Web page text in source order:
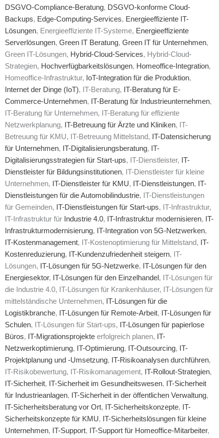
DSGVO-Compliance-Beratung, DSGVO-konforme Cloud-
Backups, Edge-Computing-Services, Energieeffiziente IT-
Lösungen, Energieeffiziente IT-Systeme, Energieeffiziente
Serverlösungen, Green IT Beratung, Green IT für Unternehmen,
Green IT-Lösungen, Hybrid-Cloud-Services, Hybrid-Cloud-
Strategien, Hochverfügbarkeitslösungen, Homeoffice-Integration,
Homeoffice-Infrastruktur, IoT-Integration für die Produktion,
Internet der Dinge (IoT), IT-Beratung, IT-Beratung für E-
Commerce-Unternehmen, IT-Beratung für Industrieunternehmen,
IT-Beratung für Unternehmen, IT-Beratung für effiziente
Netzwerkplanung, IT-Betreuung für Ärzte und Kliniken, IT-
Betreuung für KMU, IT-Betreuung Mittelstand, IT-Datensicherung
für Unternehmen, IT-Digitalisierungsberatung, IT-
Digitalisierungsstrategien für Start-ups, IT-Dienstleister, IT-
Dienstleister für Bildungsinstitutionen, IT-Dienstleister für kleine
Unternehmen, IT-Dienstleister für KMU, IT-Dienstleistungen, IT-
Dienstleistungen für die Automobilindustrie, IT-Dienstleistungen
für Gemeinden, IT-Dienstleistungen für Start-ups, IT-Infrastruktur,
IT-Infrastruktur für Industrie 4.0, IT-Infrastruktur modernisieren, IT-
Infrastrukturmodernisierung, IT-Integration von 5G-Netzwerken,
IT-Kostenmanagement, IT-Kostenoptimierung für Mittelstand, IT-
Kostenreduzierung, IT-Kundenzufriedenheit steigern, IT-
Lösungen, IT-Lösungen für 5G-Netzwerke, IT-Lösungen für den
Energiesektor, IT-Lösungen für den Einzelhandel , IT-Lösungen für
die Industrie 4.0, IT-Lösungen für Krankenhäuser, IT-Lösungen für
mittelständische Unternehmen, IT-Lösungen für die
Logistikbranche, IT-Lösungen für Remote-Arbeit, IT-Lösungen für
Schulen, IT-Lösungen für Start-ups, IT-Lösungen für papierlose
Büros, IT-Migrationsprojekte erfolgreich planen, IT-
Netzwerkoptimierung, IT-Optimierung, IT-Outsourcing, IT-
Projektplanung und -Umsetzung, IT-Risikoanalysen durchführen,
IT-Risikobewertung, IT-Risikomanagement, IT-Rollout-Strategien,
IT-Sicherheit, IT-Sicherheit im Gesundheitswesen, IT-Sicherheit
für Industrieanlagen, IT-Sicherheit in der öffentlichen Verwaltung,
IT-Sicherheitsberatung vor Ort, IT-Sicherheitskonzepte, IT-
Sicherheitskonzepte für KMU, IT-Sicherheitslösungen für kleine
Unternehmen, IT-Support, IT-Support für Homeoffice-Mitarbeiter,